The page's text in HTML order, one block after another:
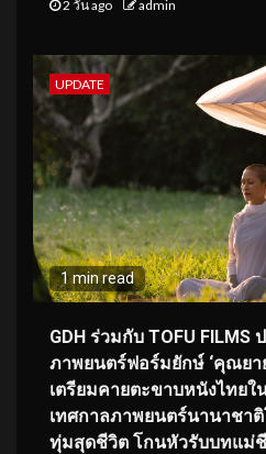
2 วัน ago admin
UPDATE
1 min read
GDH ร่วมกับ TOFU FILMS
ภาพยนตร์ฟอร์มยักษ์ ‘คุณยา
เตรียมคายตะขาบหนังไทย
เทศกาลภาพยนตร์นานาชาติ
ทุ่มสุดชีวิต โกนหัวรับบทแม่